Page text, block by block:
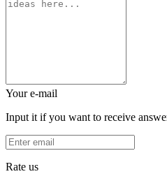
Your e-mail
Input it if you want to receive
Rate us